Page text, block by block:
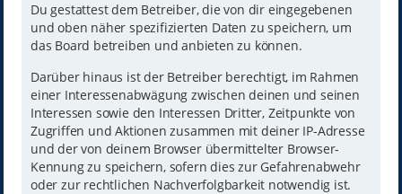
Du gestattest dem Betreiber, die von dir eingegebenen
und oben näher spezifizierten Daten zu speichern, um
das Board betreiben und anbieten zu können.
Darüber hinaus ist der Betreiber berechtigt, im Rahmen
einer Interessenabwägung zwischen deinen und seinen
Interessen sowie den Interessen Dritter, Zeitpunkte von
Zugriffen und Aktionen zusammen mit deiner IP-Adresse
und der von deinem Browser übermittelter Browser-
Kennung zu speichern, sofern dies zur Gefahrenabwehr
oder zur rechtlichen Nachverfolgbarkeit notwendig ist.